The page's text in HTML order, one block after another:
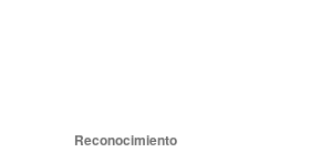
Reconocimiento